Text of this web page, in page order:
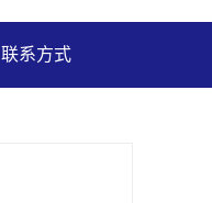
联系方式